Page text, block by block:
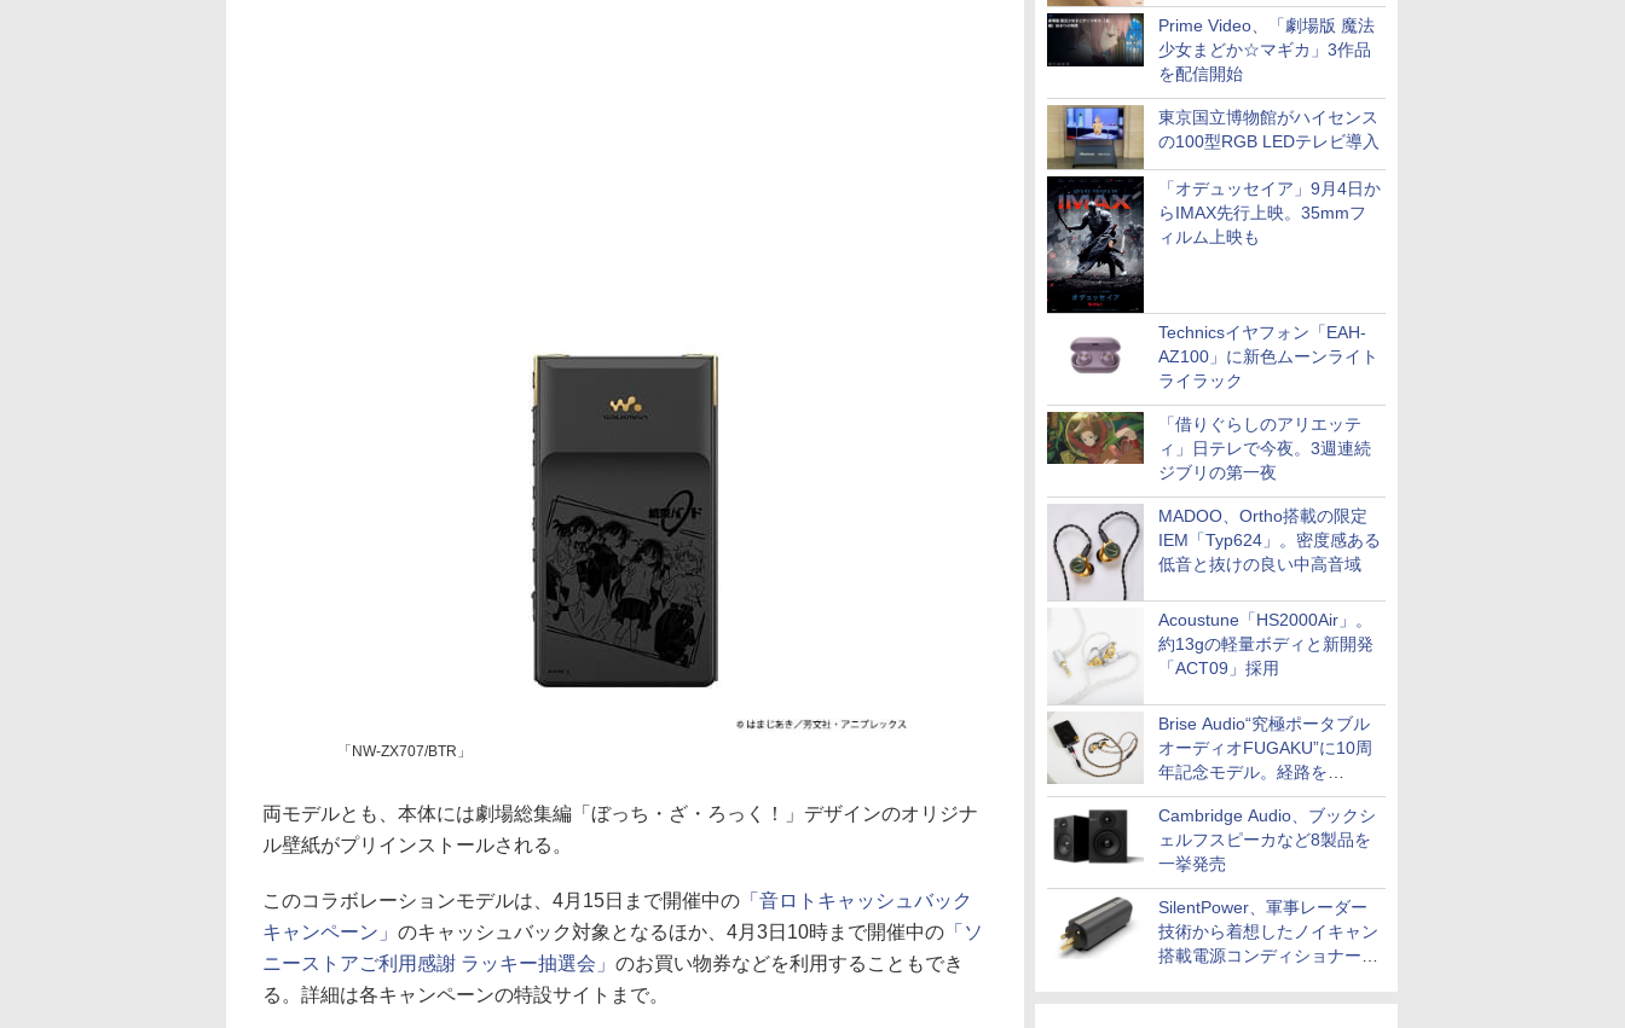
Prime Video、「劇場版 魔法
少女まどか☆マギカ」3作品
を配信開始
東京国立博物館がハイセンス
の100型RGB LEDテレビ導入
「オデュッセイア」9月4日か
らIMAX先行上映。35mmフ
ィルム上映も
Technicsイヤフォン「EAH-
AZ100」に新色ムーンライト
ライラック
「借りぐらしのアリエッテ
ィ」日テレで今夜。3週連続
ジブリの第一夜
MADOO、Ortho搭載の限定
IEM「Typ624」。密度感ある
低音と抜けの良い中高音域
Acoustune「HS2000Air」。
約13gの軽量ボディと新開発
「ACT09」採用
Brise Audio“究極ポータブル
オーディオFUGAKU”に10周
年記念モデル。経路を
NISHIKIで統一。400万円
Cambridge Audio、ブックシ
ェルフスピーカなど8製品を
一挙発売
SilentPower、軍事レーダー
技術から着想したノイキャン
搭載電源コンディショナー
「NW-ZX707/BTR」
両モデルとも、本体には劇場総集編「ぼっち・ざ・ろっく！」デザインのオリジナ
ル壁紙がプリインストールされる。
このコラボレーションモデルは、4月15日まで開催中の 「音ロトキャッシュバック
キャンペーン」 のキャッシュバック対象となるほか、4月3日10時まで開催中の 「ソ
ニーストアご利用感謝 ラッキー抽選会」 のお買い物券などを利用することもでき
る。詳細は各キャンペーンの特設サイトまで。